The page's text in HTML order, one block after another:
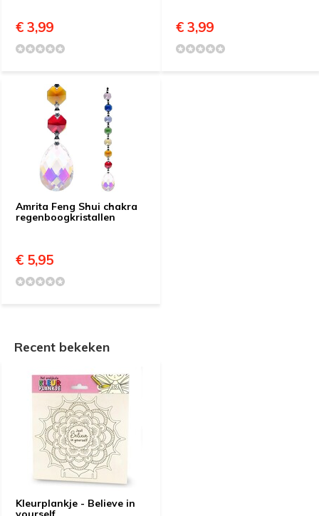
€ 3,99 € 3,99
Amrita Feng Shui chakra
regenboogkristallen
€ 5,95
Recent bekeken
Kleurplankje - Believe in